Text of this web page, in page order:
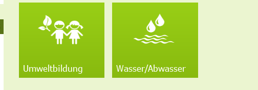
Umweltbildung Wasser/Abwasser